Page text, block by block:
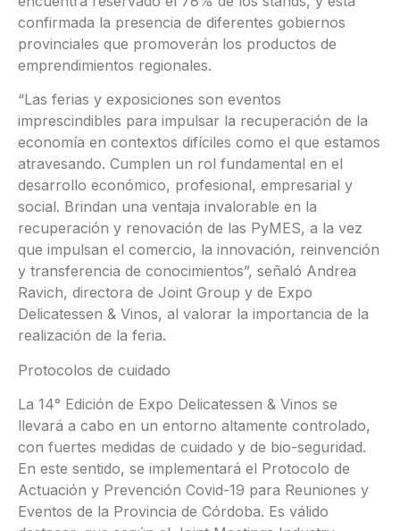
confirmada la presencia de diferentes gobiernos
provinciales que promoverán los productos de
emprendimientos regionales.
“Las ferias y exposiciones son eventos
imprescindibles para impulsar la recuperación de la
economía en contextos difíciles como el que estamos
atravesando. Cumplen un rol fundamental en el
desarrollo económico, profesional, empresarial y
social. Brindan una ventaja invalorable en la
recuperación y renovación de las PyMES, a la vez
que impulsan el comercio, la innovación, reinvención
y transferencia de conocimientos”, señaló Andrea
Ravich, directora de Joint Group y de Expo
Delicatessen & Vinos, al valorar la importancia de la
realización de la feria.
Protocolos de cuidado
La 14° Edición de Expo Delicatessen & Vinos se
llevará a cabo en un entorno altamente controlado,
con fuertes medidas de cuidado y de bio-seguridad.
En este sentido, se implementará el Protocolo de
Actuación y Prevención Covid-19 para Reuniones y
Eventos de la Provincia de Córdoba. Es válido